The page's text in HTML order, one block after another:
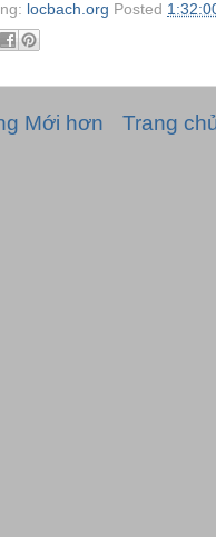
locbach.org Posted
Mới hơn Trang